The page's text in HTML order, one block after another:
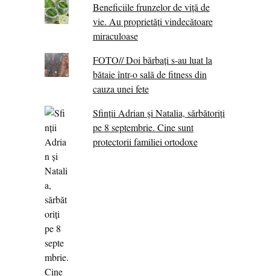
Beneficiile frunzelor de viță de
vie. Au proprietăţi vindecătoare
miraculoase
FOTO// Doi bărbați s-au luat la
bătaie într-o sală de fitness din
cauza unei fete
Sfinții Adrian și Natalia, sărbătoriți
pe 8 septembrie. Cine sunt
protectorii familiei ortodoxe